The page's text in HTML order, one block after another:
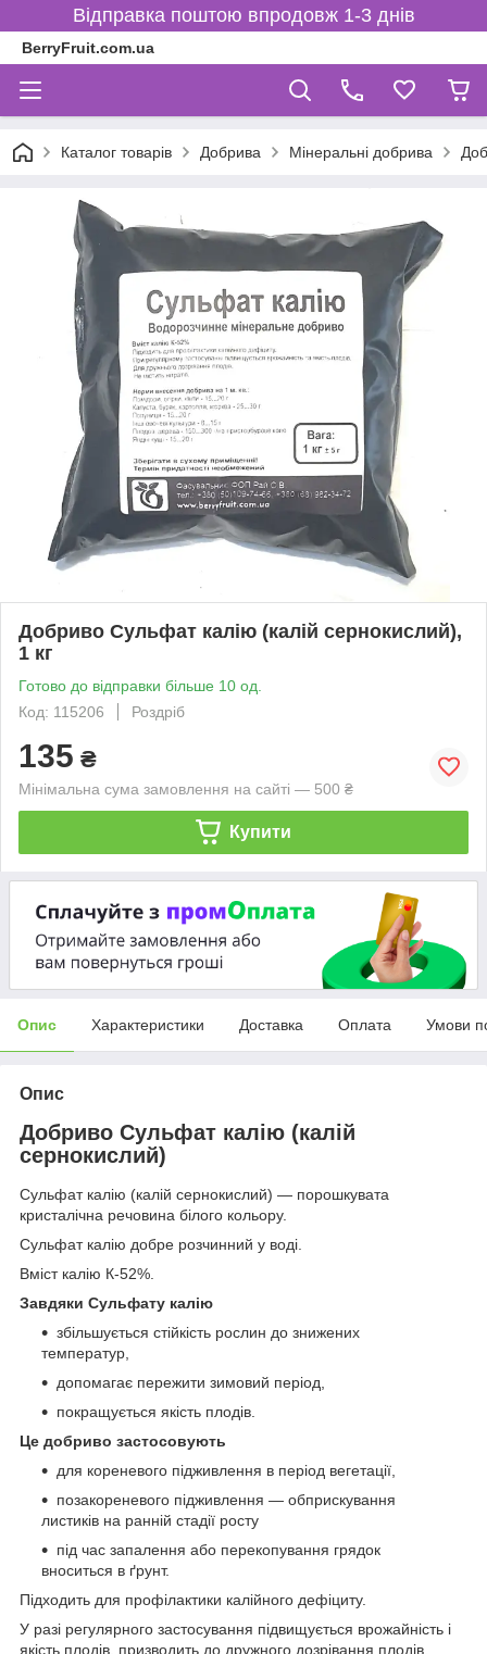
Відправка поштою впродовж 1-3 днів
BerryFruit.com.ua
Каталог товарів Добрива Мінеральні добрива
Добриво Сульфат калію (калій сернокислий),
1 кг
Готово до відправки більше 10 од.
Код: 115206
Роздріб
135 ₴
Мінімальна сума замовлення на сайті — 500 ₴
Купити
Опис Характеристики Доставка Оплата Умови
Опис
Добриво Сульфат калію (калій
сернокислий)
Сульфат калію (калій сернокислий) — порошкувата
кристалічна речовина білого кольору.
Сульфат калію добре розчинний у воді.
Вміст калію К-52%.
Завдяки Сульфату калію
збільшується стійкість рослин до знижених
температур,
допомагає пережити зимовий період,
покращується якість плодів.
Це добриво застосовують
для кореневого підживлення в період вегетації,
позакореневого підживлення — обприскування
листиків на ранній стадії росту
під час запалення або перекопування грядок
вноситься в ґрунт.
Підходить для профілактики калійного дефіциту.
У разі регулярного застосування підвищується врожайність і
якість плодів, призводить до дружного дозрівання плодів.